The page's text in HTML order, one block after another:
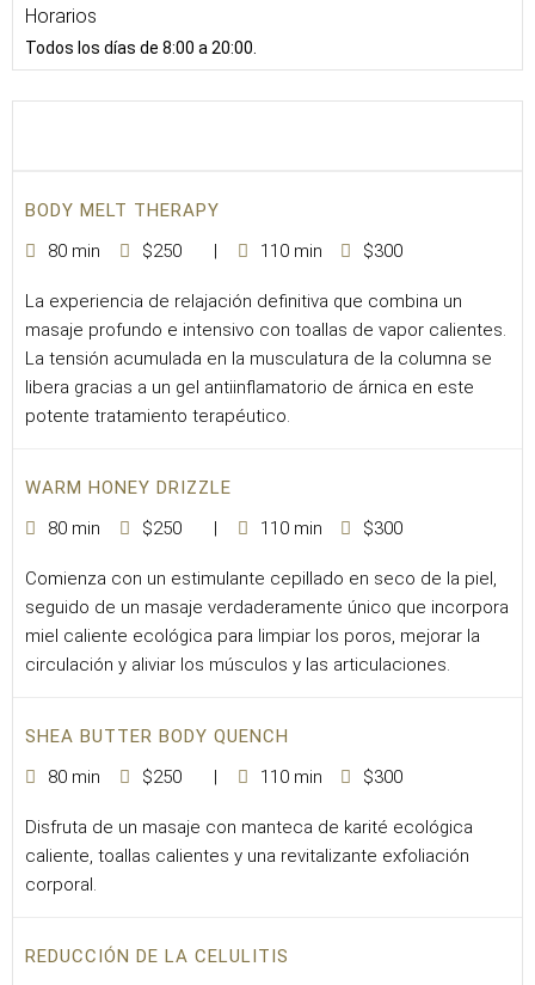
Horarios
Todos los días de 8:00 a 20:00.
BODY MELT THERAPY
80 min
$250 110 min $300
La experiencia de relajación definitiva que combina un
masaje profundo e intensivo con toallas de vapor calientes.
La tensión acumulada en la musculatura de la columna se
libera gracias a un gel antiinflamatorio de árnica en este
potente tratamiento terapéutico.
WARM HONEY DRIZZLE
80 min
$250 110 min $300
Comienza con un estimulante cepillado en seco de la piel,
seguido de un masaje verdaderamente único que incorpora
miel caliente ecológica para limpiar los poros, mejorar la
circulación y aliviar los músculos y las articulaciones.
SHEA BUTTER BODY QUENCH
80 min
$250 110 min $300
Disfruta de un masaje con manteca de karité ecológica
caliente, toallas calientes y una revitalizante exfoliación
corporal.
REDUCCIÓN DE LA CELULITIS